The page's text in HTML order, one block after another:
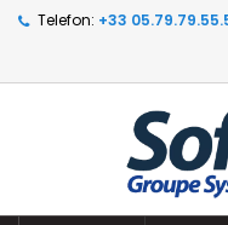
Telefon: +33